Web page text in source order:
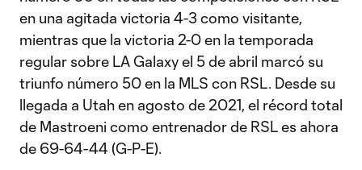
en una agitada victoria 4-3 como visitante,
mientras que la victoria 2-0 en la temporada
regular sobre LA Galaxy el 5 de abril marcó su
triunfo número 50 en la MLS con RSL. Desde su
llegada a Utah en agosto de 2021, el récord total
de Mastroeni como entrenador de RSL es ahora
de 69-64-44 (G-P-E).